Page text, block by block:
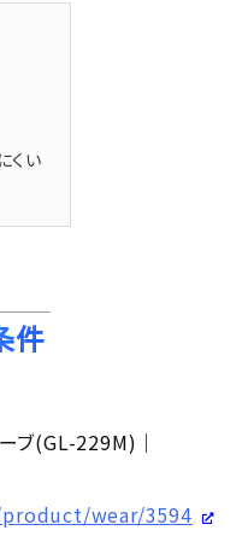
くい
件
ブ(GL-229M)｜
wear/3594